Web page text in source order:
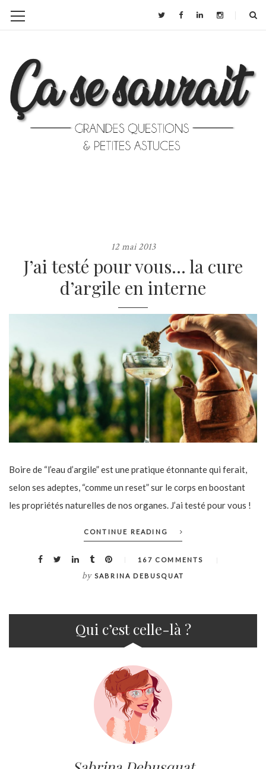
12 mai 2013
J’ai testé pour vous… la cure
d’argile en interne
Boire de “l’eau d’argile” est une pratique étonnante qui ferait,
selon ses adeptes, “comme un reset” sur le corps en boostant
les propriétés naturelles de nos organes. J’ai testé pour vous !
CONTINUE READING
167 COMMENTS
by SABRINA DEBUSQUAT
Qui c’est celle-là ?